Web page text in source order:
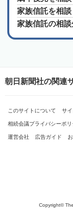
家族信託を相談
家族信託の相談
朝日新聞社の関連
このサイトについて サ
相続会議プライバシーポリ
運営会社 広告ガイド
Copyright©